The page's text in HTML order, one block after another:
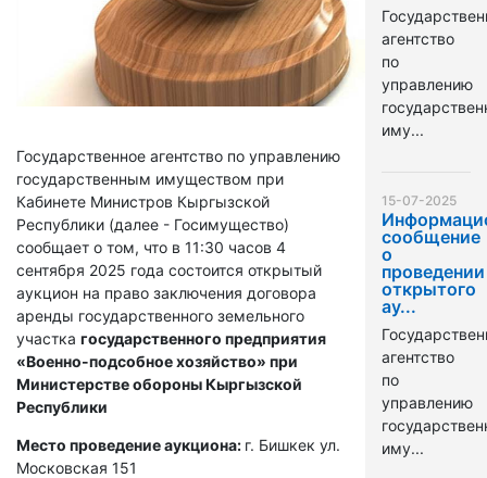
Государственное агентство по управлению
государственным имуществом при
Кабинете Министров Кыргызской
Республики (далее - Госимущество)
сообщает о том, что в 11:30 часов 4
сентября 2025 года состоится открытый
аукцион на право заключения договора
аренды государственного земельного
участка государственного предприятия
«Военно-подсобное хозяйство» при
Министерстве обороны Кыргызской
Республики
Место проведение аукциона: г. Бишкек ул.
Московская 151
агентство
по
управлению
иму...
15-07-2025
сообщение
о
проведении
открытого
ау...
агентство
по
управлению
иму...